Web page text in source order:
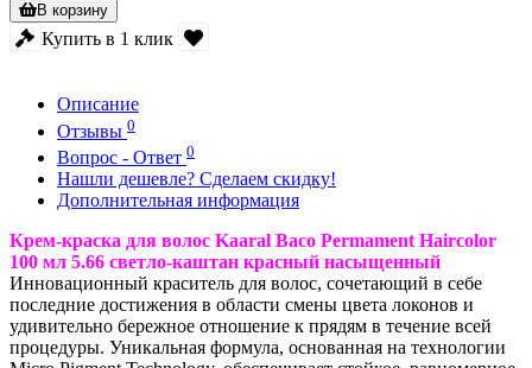
В корзину
Купить в 1 клик
Описание
Отзывы 0
Вопрос - Ответ 0
Нашли дешевле? Сделаем скидку!
Дополнительная информация
Крем-краска для волос Kaaral Baco Permament Haircolor
100 мл 5.66 светло-каштан красный насыщенный
Инновационный краситель для волос, сочетающий в себе
последние достижения в области смены цвета локонов и
удивительно бережное отношение к прядям в течение всей
процедуры. Уникальная формула, основанная на технологии